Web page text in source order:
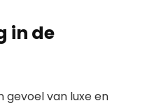
in de
gevoel van luxe en